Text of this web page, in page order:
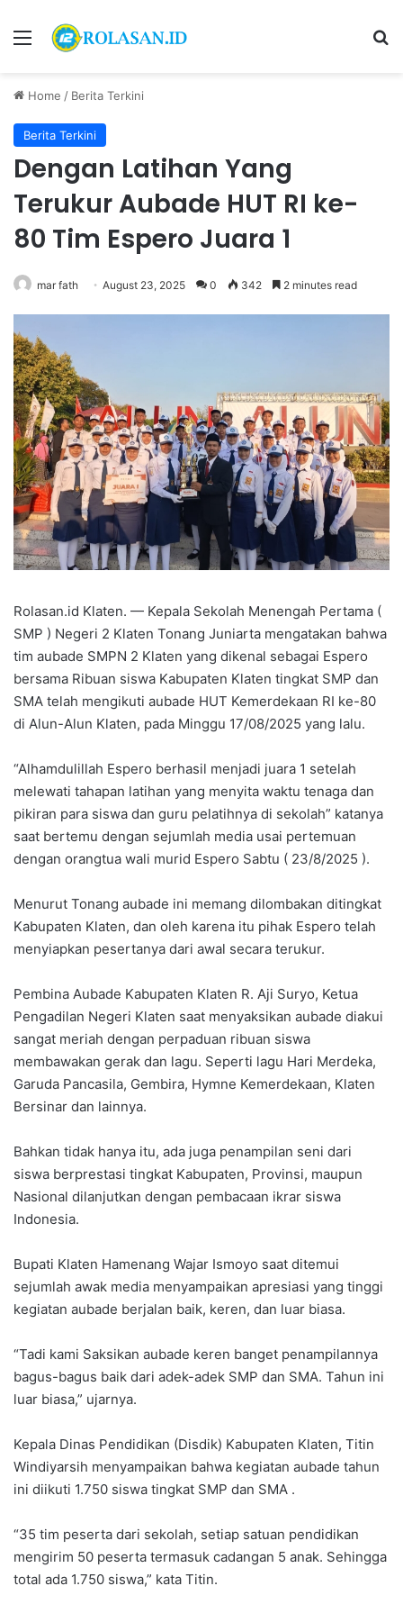
Menu
Home / Berita Terkini
Berita Terkini
Dengan Latihan Yang
Terukur Aubade HUT RI ke-
80 Tim Espero Juara 1
mar fath August 23, 2025 0 342 2 minutes read
Rolasan.id Klaten. — Kepala Sekolah Menengah Pertama (
SMP ) Negeri 2 Klaten Tonang Juniarta mengatakan bahwa
tim aubade SMPN 2 Klaten yang dikenal sebagai Espero
bersama Ribuan siswa Kabupaten Klaten tingkat SMP dan
SMA telah mengikuti aubade HUT Kemerdekaan RI ke-80
di Alun-Alun Klaten, pada Minggu 17/08/2025 yang lalu.
“Alhamdulillah Espero berhasil menjadi juara 1 setelah
melewati tahapan latihan yang menyita waktu tenaga dan
pikiran para siswa dan guru pelatihnya di sekolah” katanya
saat bertemu dengan sejumlah media usai pertemuan
dengan orangtua wali murid Espero Sabtu ( 23/8/2025 ).
Menurut Tonang aubade ini memang dilombakan ditingkat
Kabupaten Klaten, dan oleh karena itu pihak Espero telah
menyiapkan pesertanya dari awal secara terukur.
Pembina Aubade Kabupaten Klaten R. Aji Suryo, Ketua
Pengadilan Negeri Klaten saat menyaksikan aubade diakui
sangat meriah dengan perpaduan ribuan siswa
membawakan gerak dan lagu. Seperti lagu Hari Merdeka,
Garuda Pancasila, Gembira, Hymne Kemerdekaan, Klaten
Bersinar dan lainnya.
Bahkan tidak hanya itu, ada juga penampilan seni dari
siswa berprestasi tingkat Kabupaten, Provinsi, maupun
Nasional dilanjutkan dengan pembacaan ikrar siswa
Indonesia.
Bupati Klaten Hamenang Wajar Ismoyo saat ditemui
sejumlah awak media menyampaikan apresiasi yang tinggi
kegiatan aubade berjalan baik, keren, dan luar biasa.
“Tadi kami Saksikan aubade keren banget penampilannya
bagus-bagus baik dari adek-adek SMP dan SMA. Tahun ini
luar biasa,” ujarnya.
Kepala Dinas Pendidikan (Disdik) Kabupaten Klaten, Titin
Windiyarsih menyampaikan bahwa kegiatan aubade tahun
ini diikuti 1.750 siswa tingkat SMP dan SMA .
“35 tim peserta dari sekolah, setiap satuan pendidikan
mengirim 50 peserta termasuk cadangan 5 anak. Sehingga
total ada 1.750 siswa,” kata Titin.